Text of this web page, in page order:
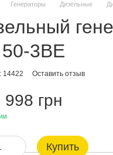
Генераторы Дизельные
3BE
14422 Оставить отзыв
998 грн
Купить